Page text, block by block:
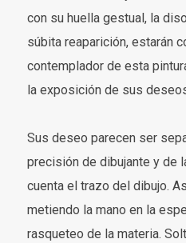
con su huella gestual, la
súbita reaparición, estarán
contemplador de esta
la exposición de sus
Sus deseo parecen ser
precisión de dibujante y de
cuenta el trazo del dibujo.
metiendo la mano en la
rasqueteo de la materia.